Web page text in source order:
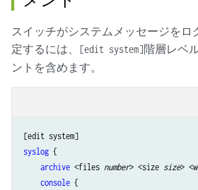
スイッチがシステムメッセージをロ
定するには、
[edit system]階層レベ
ントを含めます。
syslog {
archive <files number> <size size>
console {